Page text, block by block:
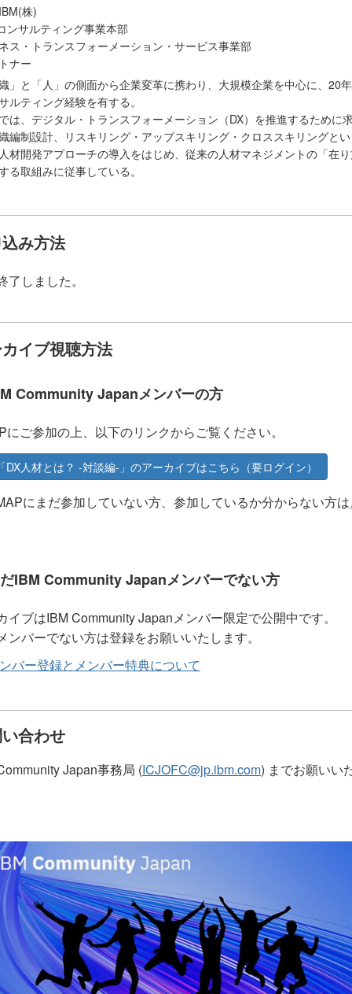
株)
ンサルティング事業本部
ス・トランスフォーメーション・サービス事業部
ナー
」と「人」の側面から企業変革に携わり、大規模企業を中心に、20
ルティング経験を有する。
は、デジタル・トランスフォーメーション（DX）を推進するために
編制設計、リスキリング・アップスキリング・クロススキリングと
材開発アプローチの導入をはじめ、従来の人材マネジメントの「在
る取組みに従事している。
み方法
了しました。
イブ視聴方法
Community Japanメンバーの方
にご参加の上、以下のリンクからご覧ください。
DX人材とは？ -対談編-」のアーカイブはこちら（要ログイン）
にまだ参加していない方、参加しているか分からない方は
IBM Community Japanメンバーでない方
イブはIBM Community Japanメンバー限定で公開中です。
ンバーでない方は登録をお願いいたします。
バー登録とメンバー特典について
合わせ
Japan事務局 (ICJOFC@jp.ibm.com) までお願いい